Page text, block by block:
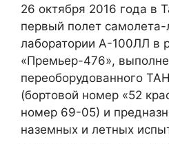
26 октября 2016 года в
первый полет
лаборатории А-100ЛЛ в
«Премьер-476»,
переоборудованного
(бортовой номер «52
номер 69-05) и
наземных и летных